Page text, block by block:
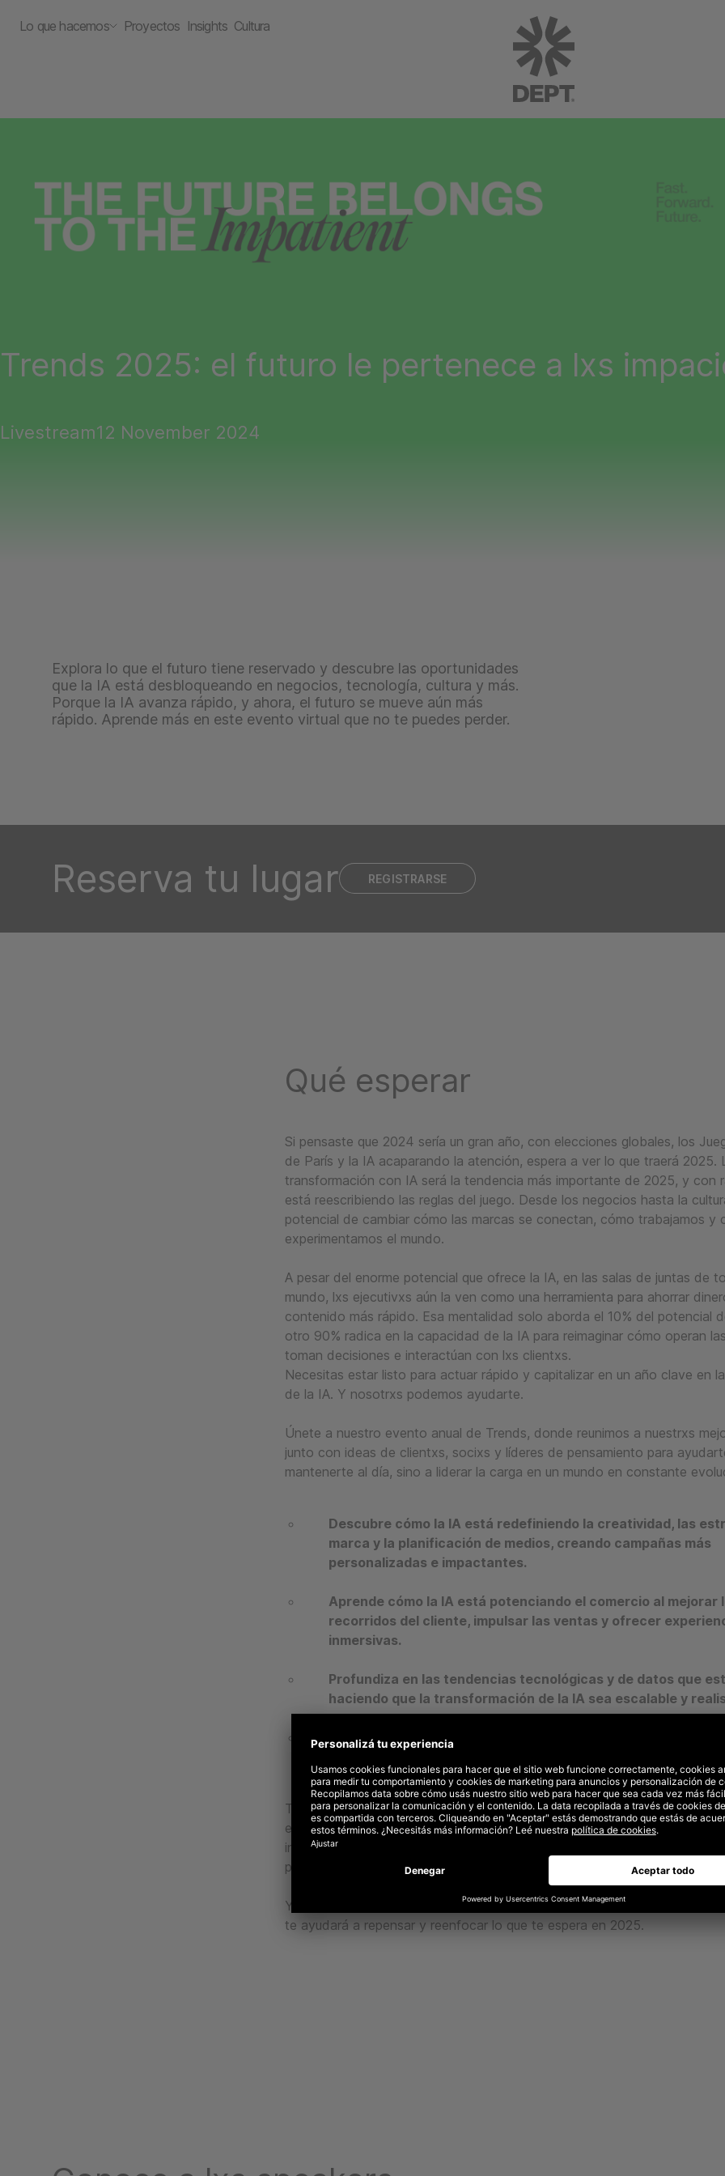
Lo que hacemos Proyectos Insights Cultura
Trends 2025: el futuro le pertenece a lxs
Livestream12 November 2024
Explora lo que el futuro tiene reservado y descubre las oportunidades
que la IA está desbloqueando en negocios, tecnología, cultura y más.
Porque la IA avanza rápido, y ahora, el futuro se mueve aún más
rápido. Aprende más en este evento virtual que no te puedes perder.
Reserva tu lugar REGISTRARSE
Qué esperar
Si pensaste que 2024 sería un gran año, con elecciones globales, los
de París y la IA acaparando la atención, espera a ver lo que traerá 2025.
transformación con IA será la tendencia más importante de 2025, y con
está reescribiendo las reglas del juego. Desde los negocios hasta la
potencial de cambiar cómo las marcas se conectan, cómo trabajamos y
experimentamos el mundo.
A pesar del enorme potencial que ofrece la IA, en las salas de juntas de
mundo, lxs ejecutivxs aún la ven como una herramienta para ahorrar
contenido más rápido. Esa mentalidad solo aborda el 10% del potencial
otro 90% radica en la capacidad de la IA para reimaginar cómo operan
toman decisiones e interactúan con lxs clientxs.
Necesitas estar listo para actuar rápido y capitalizar en un año clave en
de la IA. Y nosotrxs podemos ayudarte.
Únete a nuestro evento anual de Trends, donde reunimos a nuestrxs
junto con ideas de clientxs, socixs y líderes de pensamiento para
mantenerte al día, sino a liderar la carga en un mundo en constante
Descubre cómo la IA está redefiniendo la creatividad, las
marca y la planificación de medios, creando campañas más
personalizadas e impactantes.
Aprende cómo la IA está potenciando el comercio al mejorar
recorridos del cliente, impulsar las ventas y ofrecer
inmersivas.
Profundiza en las tendencias tecnológicas y de datos que
haciendo que la transformación de la IA sea escalable y
Explora cómo la IA está impulsando cambios culturales y
También discutiremos los pasos estratégicos que las empresas deben
estar listas para la IA, tanto a nivel cultural como tecnológico. Además,
información sobre el papel que jugará la IA en 2030 y cómo las empresas
posicionarse para mantenerse a la vanguardia.
Ya seas una marca, unx comercializadorx, unx tecnólogx o unx creativx,
te ayudará a repensar y reenfocar lo que te espera en 2025.